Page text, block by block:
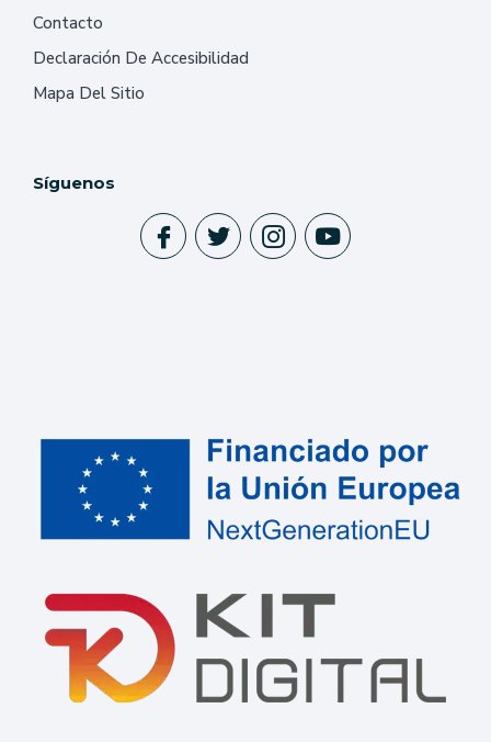
Contacto
Declaración De Accesibilidad
Mapa Del Sitio
Síguenos